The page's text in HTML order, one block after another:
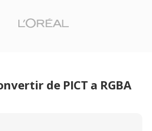
de PICT a RGBA